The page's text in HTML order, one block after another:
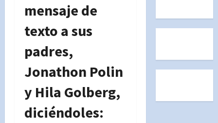
mensaje de
texto a sus
padres,
Jonathon Polin
y Hila Golberg,
diciéndoles: